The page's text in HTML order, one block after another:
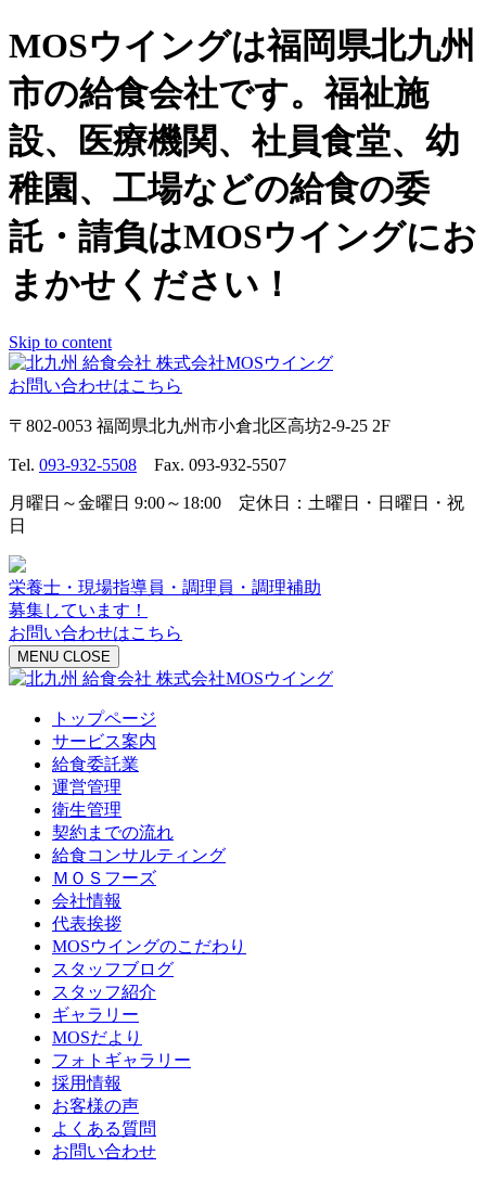
MOSウイングは福岡県北九州
市の給食会社です。福祉施
設、医療機関、社員食堂、幼
稚園、工場などの給食の委
託・請負はMOSウイングにお
まかせください！
Skip to content
お問い合わせはこちら
〒802-0053 福岡県北九州市小倉北区高坊2-9-25 2F
Tel. 093-932-5508 Fax. 093-932-5507
月曜日～金曜日 9:00～18:00 定休日：土曜日・日曜日・祝
日
栄養士・現場指導員・調理員・調理補助
募集しています！
お問い合わせはこちら
MENU CLOSE
トップページ
サービス案内
給食委託業
運営管理
衛生管理
契約までの流れ
給食コンサルティング
ＭＯＳフーズ
会社情報
代表挨拶
MOSウイングのこだわり
スタッフブログ
スタッフ紹介
ギャラリー
MOSだより
フォトギャラリー
採用情報
お客様の声
よくある質問
お問い合わせ